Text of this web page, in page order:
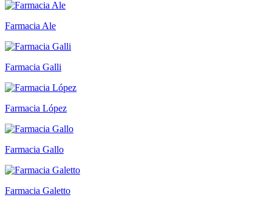
Farmacia Ale
Farmacia Galli
Farmacia López
Farmacia Gallo
Farmacia Galetto